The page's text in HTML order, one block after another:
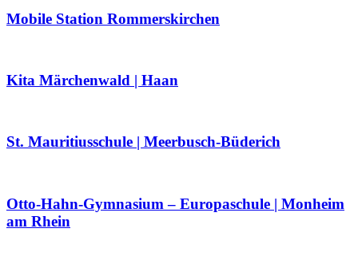
Mobile Station Rommerskirchen
Kita Märchenwald | Haan
St. Mauritiusschule | Meerbusch-Büderich
Otto-Hahn-Gymnasium – Europaschule | Monheim
am Rhein